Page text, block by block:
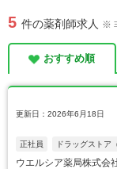
5 件の薬剤師求人 ※
おすすめ順
更新日：2026年6月18日
正社員 ドラッグストア
ウエルシア薬局株式会